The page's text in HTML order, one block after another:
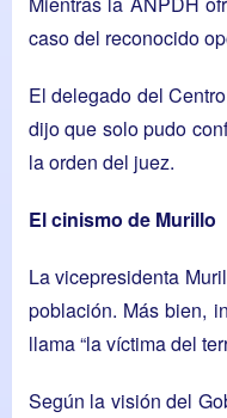
caso del reconocido
El delegado del
dijo que solo pudo
la orden del juez.
El cinismo de Murillo
La vicepresidenta
población. Más bien,
llama “la víctima del
Según la visión del